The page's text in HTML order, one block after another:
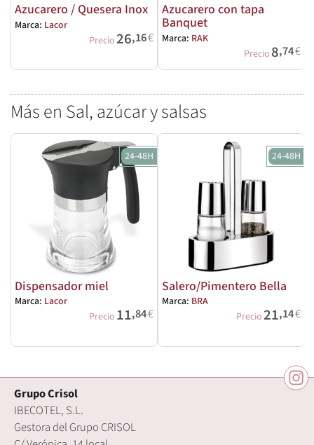
Azucarero / Quesera Inox
Marca: Lacor
Precio26,16€
Azucarero con tapa
Banquet
Marca: RAK
Precio 8,74€
Más en Sal, azúcar y salsas
24-48H
Dispensador miel
Marca: Lacor
Precio 11,84€
24-48H
Salero/Pimentero Bella
Marca: BRA
Precio21,14€
Grupo Crisol
IBECOTEL, S.L.
Gestora del Grupo CRISOL